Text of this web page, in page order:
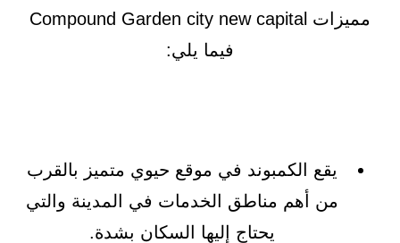
مميزات Compound Garden city new capital
فيما يلي:
يقع الكمبوند في موقع حيوي متميز بالقرب
من أهم مناطق الخدمات في المدينة والتي
يحتاج إليها السكان بشدة.